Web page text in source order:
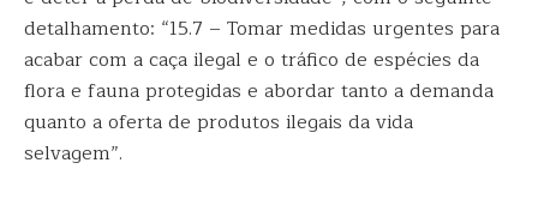
detalhamento: “15.7 – Tomar medidas urgentes para
acabar com a caça ilegal e o tráfico de espécies da
flora e fauna protegidas e abordar tanto a demanda
quanto a oferta de produtos ilegais da vida
selvagem”.